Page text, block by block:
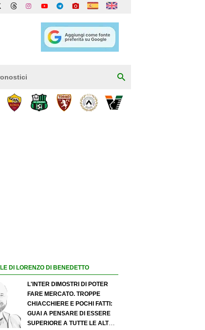
DI LORENZO DI BENEDETTO
L'INTER DIMOSTRI DI POTER
FARE MERCATO. TROPPE
CHIACCHIERE E POCHI FATTI:
GUAI A PENSARE DI ESSERE
SUPERIORE A TUTTE LE ALTRE